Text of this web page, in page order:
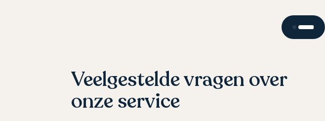
Veelgestelde vragen over
onze service